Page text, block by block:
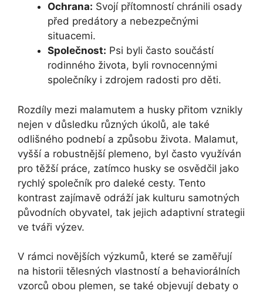
Ochrana: Svojí přítomností chránili osady
před predátory a nebezpečnými
situacemi.
Společnost: Psi byli často součástí
rodinného života, byli rovnocennými
společníky i zdrojem radosti pro děti.
Rozdíly mezi malamutem a husky přitom vznikly
nejen v důsledku různých úkolů, ale také
odlišného podnebí a způsobu života. Malamut,
vyšší a robustnější plemeno, byl často využíván
pro těžší práce, zatímco husky se osvědčil jako
rychlý společník pro daleké cesty. Tento
kontrast zajímavě odráží jak kulturu samotných
původních obyvatel, tak jejich adaptivní strategii
ve tváři výzev.
V rámci novějších výzkumů, které se zaměřují
na historii tělesných vlastností a behaviorálních
vzorců obou plemen, se také objevují debaty o